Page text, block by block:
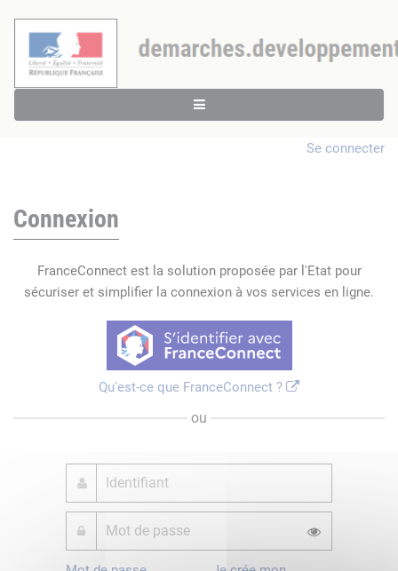
Se connecter
Connexion
FranceConnect est la solution proposée par l'Etat pour
sécuriser et simplifier la connexion à vos services en ligne.
Qu'est-ce que FranceConnect ?
ou